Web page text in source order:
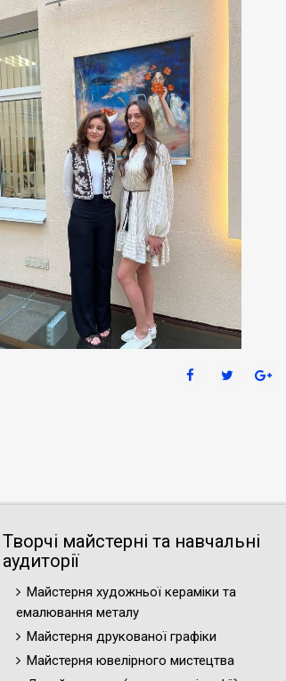
Творчі майстерні та навчальні
аудиторії
Майстерня художньої кераміки та
емалювання металу
Майстерня друкованої графіки
Майстерня ювелірного мистецтва